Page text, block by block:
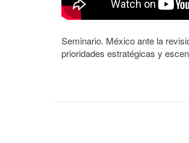
Seminario. México ante la
prioridades estratégicas y